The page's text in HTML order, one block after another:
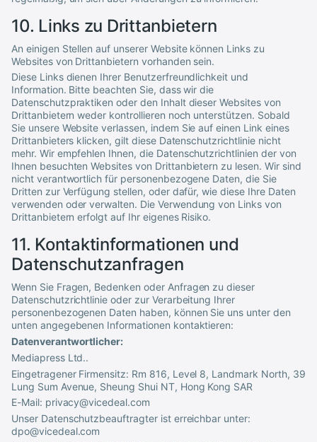
10. Links zu Drittanbietern
An einigen Stellen auf unserer Website können Links zu
Websites von Drittanbietern vorhanden sein.
Diese Links dienen Ihrer Benutzerfreundlichkeit und
Information. Bitte beachten Sie, dass wir die
Datenschutzpraktiken oder den Inhalt dieser Websites von
Drittanbietern weder kontrollieren noch unterstützen. Sobald
Sie unsere Website verlassen, indem Sie auf einen Link eines
Drittanbieters klicken, gilt diese Datenschutzrichtlinie nicht
mehr. Wir empfehlen Ihnen, die Datenschutzrichtlinien der von
Ihnen besuchten Websites von Drittanbietern zu lesen. Wir sind
nicht verantwortlich für personenbezogene Daten, die Sie
Dritten zur Verfügung stellen, oder dafür, wie diese Ihre Daten
verwenden oder verwalten. Die Verwendung von Links von
Drittanbietern erfolgt auf Ihr eigenes Risiko.
11. Kontaktinformationen und
Datenschutzanfragen
Wenn Sie Fragen, Bedenken oder Anfragen zu dieser
Datenschutzrichtlinie oder zur Verarbeitung Ihrer
personenbezogenen Daten haben, können Sie uns unter den
unten angegebenen Informationen kontaktieren:
Datenverantwortlicher:
Mediapress Ltd..
Eingetragener Firmensitz: Rm 816, Level 8, Landmark North, 39
Lung Sum Avenue, Sheung Shui NT, Hong Kong SAR
E-Mail: privacy@vicedeal.com
Unser Datenschutzbeauftragter ist erreichbar unter:
dpo@vicedeal.com